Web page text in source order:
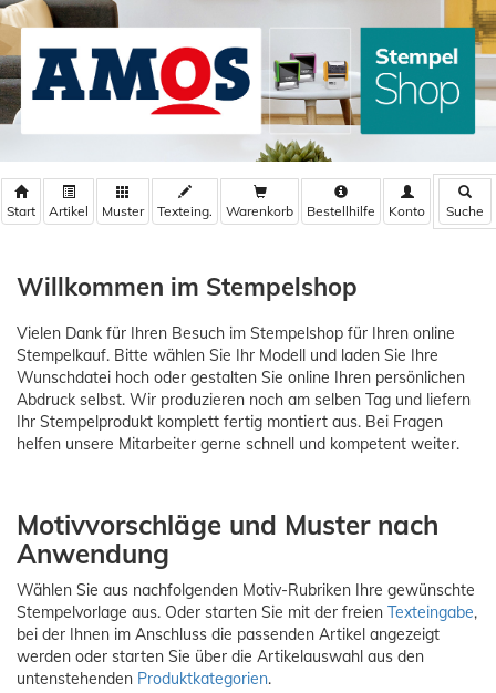
Warenkorb Bestellhilfe
Willkommen im Stempelshop
Vielen Dank für Ihren Besuch im Stempelshop für Ihren online
Stempelkauf. Bitte wählen Sie Ihr Modell und laden Sie Ihre
Wunschdatei hoch oder gestalten Sie online Ihren persönlichen
Abdruck selbst. Wir produzieren noch am selben Tag und liefern
Ihr Stempelprodukt komplett fertig montiert aus. Bei Fragen
helfen unsere Mitarbeiter gerne schnell und kompetent weiter.
Motivvorschläge und Muster nach
Anwendung
Wählen Sie aus nachfolgenden Motiv-Rubriken Ihre gewünschte
Stempelvorlage aus. Oder starten Sie mit der freien Texteingabe,
bei der Ihnen im Anschluss die passenden Artikel angezeigt
werden oder starten Sie über die Artikelauswahl aus den
untenstehenden Produktkategorien.